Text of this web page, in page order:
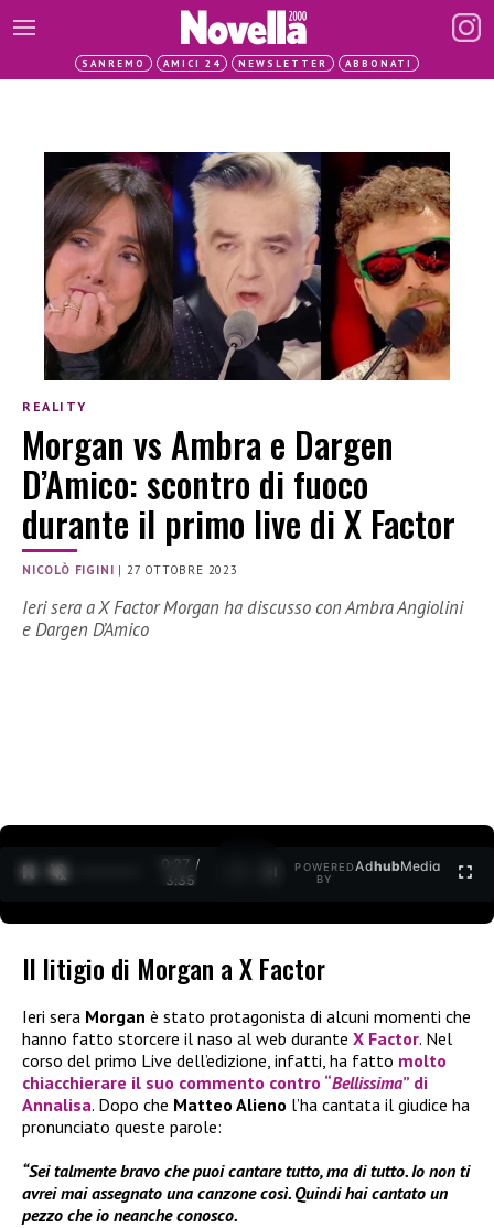
SANREMO AMICI 24 NEWSLETTER ABBONATI
REALITY
Morgan vs Ambra e Dargen
D’Amico: scontro di fuoco
durante il primo live di X Factor
NICOLÒ FIGINI | 27 OTTOBRE 2023
Ieri sera a X Factor Morgan ha discusso con Ambra Angiolini
e Dargen D’Amico
0:28 /
3:35
POWERED
BY
AdhubMedia
Il litigio di Morgan a X Factor
Ieri sera Morgan è stato protagonista di alcuni momenti che
hanno fatto storcere il naso al web durante X Factor. Nel
corso del primo Live dell’edizione, infatti, ha fatto molto
chiacchierare il suo commento contro “Bellissima” di
Annalisa. Dopo che Matteo Alieno l’ha cantata il giudice ha
pronunciato queste parole:
“Sei talmente bravo che puoi cantare tutto, ma di tutto. Io non ti
avrei mai assegnato una canzone così. Quindi hai cantato un
pezzo che io neanche conosco.